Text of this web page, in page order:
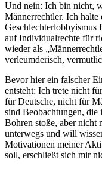
Und nein: Ich bin nicht,
Männerrechtler. Ich
auf Individualrechte für
wieder als
verleumderisch,
Bevor hier ein falscher
entsteht: Ich trete nicht
für Deutsche, nicht für
sind Beobachtungen,
Bohren stoße, aber nicht
unterwegs und will
Motivationen meiner
soll, erschließt sich mir